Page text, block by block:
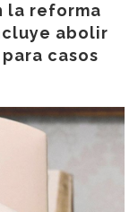
la reforma
abolir
casos